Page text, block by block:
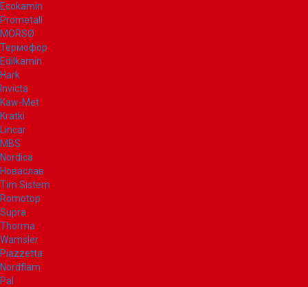
Ecokamin
Prometall
MORSØ
Термофор
Edilkamin
Hark
Invicta
Kaw-Met
Kratki
Lincar
MBS
Nordica
Новаслав
Tim Sistem
Romotop
Supra
Thorma
Wamsler
Piazzetta
Nordflam
Pal